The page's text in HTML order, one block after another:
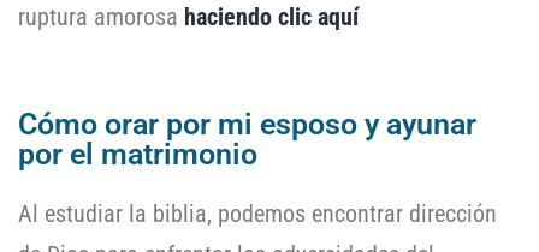
ruptura amorosa haciendo clic aquí
Cómo orar por mi esposo y ayunar
por el matrimonio
Al estudiar la biblia, podemos encontrar dirección